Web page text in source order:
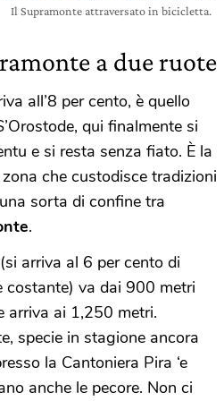
Il Supramonte attraversato in bicicletta.
a due ruote
all’8 per cento, è quello
qui finalmente si
e si resta senza fiato. È la
che custodisce tradizioni
sorta di confine tra
.
arriva al 6 per cento di
costante) va dai 900 metri
arriva ai 1,250 metri.
specie in stagione ancora
la Cantoniera Pira ‘e
anche le pecore. Non ci